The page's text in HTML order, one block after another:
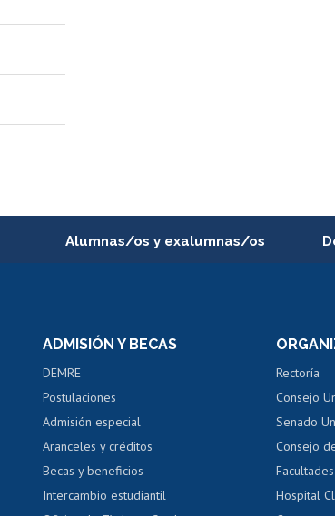
Alumnas/os y exalumnas/os
Servicio médico y dental
Pago de arancel y crédito alumnos
Pago de arancel y crédito exalumnos
Certificado de títulos y grados
Mi Uchile Ayuda tecnológica
ADMISIÓN Y BECAS
DEMRE
Postulaciones
Admisión especial
Aranceles y créditos
Becas y beneficios
Intercambio estudiantil
Rectoría
Consejo
Senado
Consejo
Hospital